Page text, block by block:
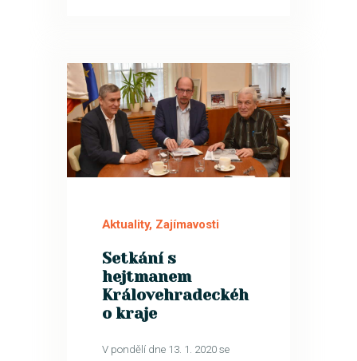
14
Aktuality, Zajímavosti
Setkání s
hejtmanem
Královehradeckéh
o kraje
V pondělí dne 13. 1. 2020 se